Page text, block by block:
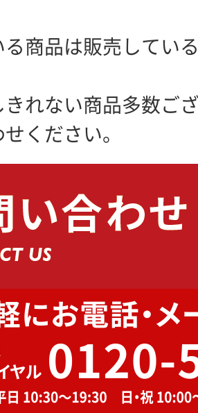
る商品は販売してい
きれない商品多数ご
ください。